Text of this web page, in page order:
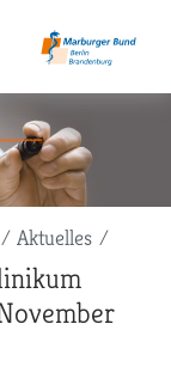
Aktuelles